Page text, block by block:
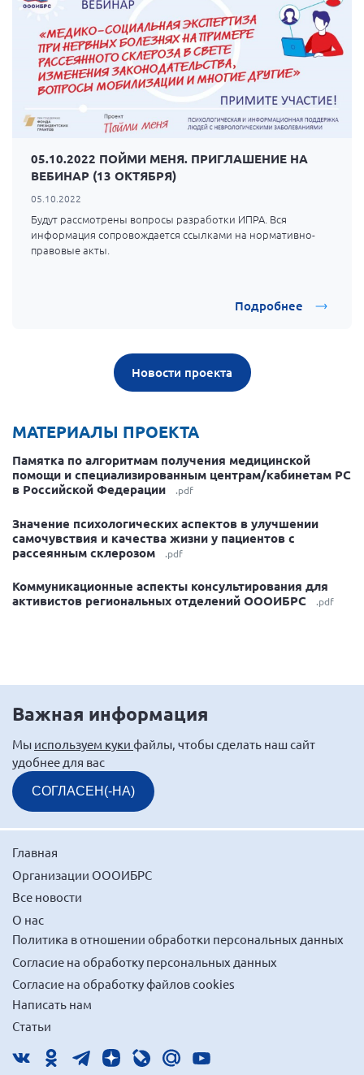
05.10.2022 ПОЙМИ МЕНЯ. ПРИГЛАШЕНИЕ НА
ВЕБИНАР (13 ОКТЯБРЯ)
05.10.2022
Будут рассмотрены вопросы разработки ИПРА. Вся
информация сопровождается ссылками на нормативно-
правовые акты.
Подробнее
Новости проекта
МАТЕРИАЛЫ ПРОЕКТА
Памятка по алгоритмам получения медицинской
помощи и специализированным центрам/кабинетам РС
в Российской Федерации
.pdf
Значение психологических аспектов в улучшении
самочувствия и качества жизни у пациентов с
рассеянным склерозом
.pdf
Коммуникационные аспекты консультирования для
активистов региональных отделений ОООИБРС
.pdf
Важная информация
Мы используем куки файлы, чтобы сделать наш сайт
удобнее для вас
СОГЛАСЕН(-НА)
Главная
Организации ОООИБРС
Все новости
О нас
Политика в отношении обработки персональных данных
Согласие на обработку персональных данных
Согласие на обработку файлов cookies
Написать нам
Статьи